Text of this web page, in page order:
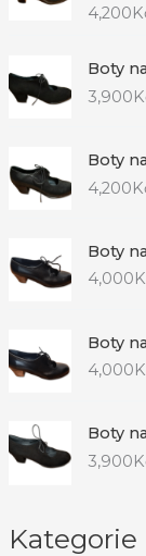
4,200
Boty
3,900
Boty
4,200
Boty
4,000
Boty
4,000
Boty
3,900